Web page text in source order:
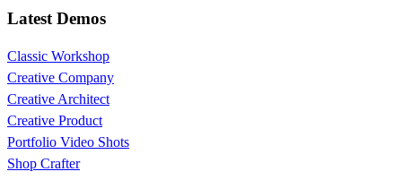
Latest Demos
Classic Workshop
Creative Company
Creative Architect
Creative Product
Portfolio Video Shots
Shop Crafter